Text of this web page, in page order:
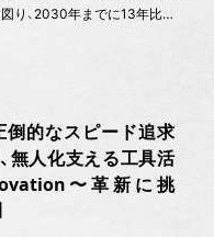
り、2030年までに13年比…
倒的なスピード追求
無人化支える工具活
〜革新に挑